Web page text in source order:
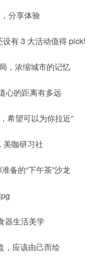
分享体验
有 3 大活动值得 pick!
浓缩城市的记忆
的距离有多远
望可以为你拉近”
咖研习社
的“下午茶”沙龙
生活美学
应该由己而绘